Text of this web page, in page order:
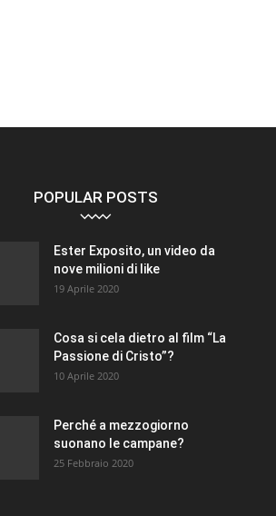
POPULAR POSTS
Ester Exposito, un video da
nove milioni di like
19 Aprile 2020
Cosa si cela dietro al film “La
Passione di Cristo”?
10 Aprile 2020
Perché a mezzogiorno
suonano le campane?
25 Febbraio 2020